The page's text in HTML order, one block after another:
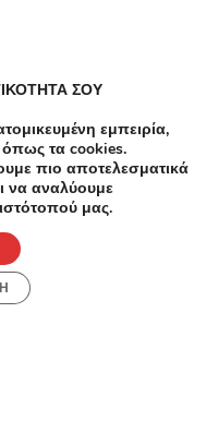
ΣΟΥ
εμπειρία,
τα cookies.
πιο αποτελεσματικά
να αναλύουμε
μας.